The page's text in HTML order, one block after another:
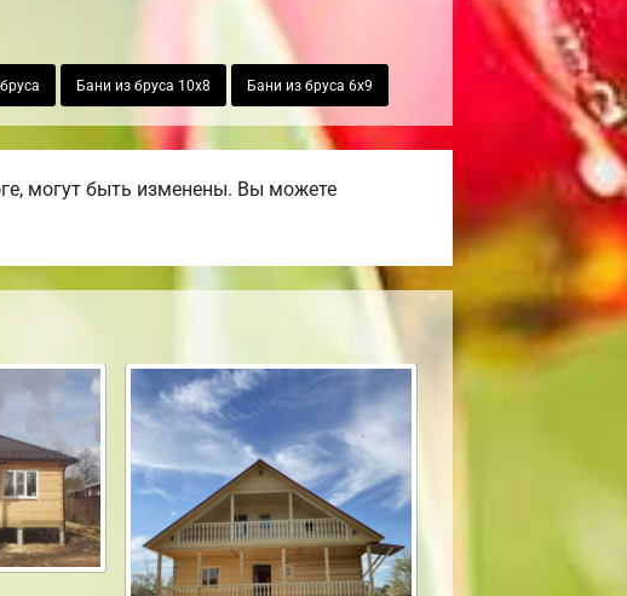
Бани из бруса 10х8 Бани из бруса 6х9
могут быть изменены. Вы можете